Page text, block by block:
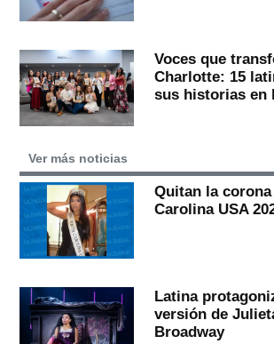
Voces que
Charlotte: 15
sus historias en
Ver más noticias
Quitan la
Carolina USA
Latina
versión de
Broadway